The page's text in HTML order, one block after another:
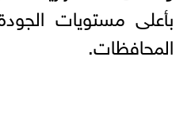
بأعلى مستويات
المحافظات.